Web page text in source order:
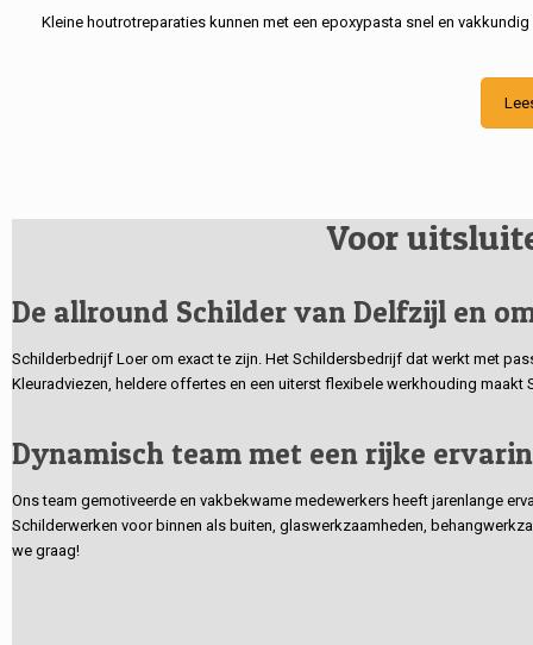
Kleine houtrotreparaties kunnen met een epoxypasta snel en
Voor
De allround Schilder van Delfzijl en
Schilderbedrijf Loer om exact te zijn. Het Schildersbedrijf dat werkt met
Kleuradviezen, heldere offertes en een uiterst flexibele werkhouding
Dynamisch team met een rijke
Ons team gemotiveerde en vakbekwame medewerkers heeft jarenlange
Schilderwerken voor binnen als buiten, glaswerkzaamheden,
we graag!